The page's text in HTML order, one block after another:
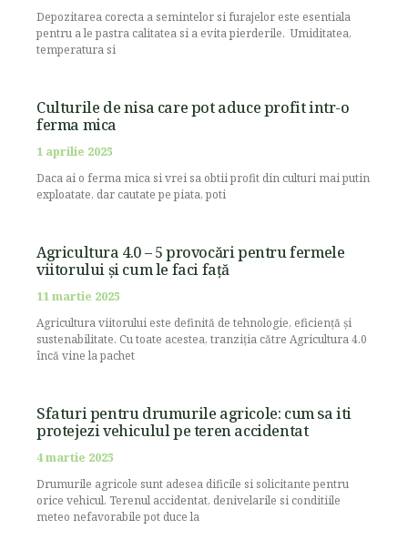
Depozitarea corecta a semintelor si furajelor este esentiala
pentru a le pastra calitatea si a evita pierderile. Umiditatea,
temperatura si
Culturile de nisa care pot aduce profit intr-o
ferma mica
1 aprilie 2025
Daca ai o ferma mica si vrei sa obtii profit din culturi mai putin
exploatate, dar cautate pe piata, poti
Agricultura 4.0 – 5 provocări pentru fermele
viitorului și cum le faci față
11 martie 2025
Agricultura viitorului este definită de tehnologie, eficiență și
sustenabilitate. Cu toate acestea, tranziția către Agricultura 4.0
încă vine la pachet
Sfaturi pentru drumurile agricole: cum sa iti
protejezi vehiculul pe teren accidentat
4 martie 2025
Drumurile agricole sunt adesea dificile si solicitante pentru
orice vehicul. Terenul accidentat, denivelarile si conditiile
meteo nefavorabile pot duce la